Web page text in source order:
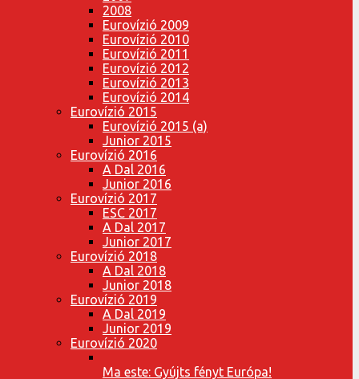
2008
Eurovízió 2009
Eurovízió 2010
Eurovízió 2011
Eurovízió 2012
Eurovízió 2013
Eurovízió 2014
Eurovízió 2015
Eurovízió 2015 (a)
Junior 2015
Eurovízió 2016
A Dal 2016
Junior 2016
Eurovízió 2017
ESC 2017
A Dal 2017
Junior 2017
Eurovízió 2018
A Dal 2018
Junior 2018
Eurovízió 2019
A Dal 2019
Junior 2019
Eurovízió 2020
Ma este: Gyújts fényt Európa!